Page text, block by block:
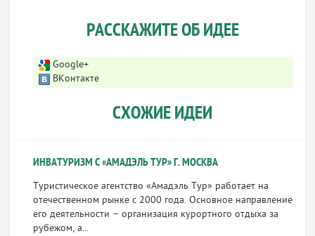
РАССКАЖИТЕ ОБ ИДЕЕ
Google+
ВКонтакте
СХОЖИЕ ИДЕИ
ИНВАТУРИЗМ С «АМАДЭЛЬ ТУР» Г. МОСКВА
Туристическое агентство «Амадэль Тур» работает на
отечественном рынке с 2000 года. Основное направление
его деятельности – организация курортного отдыха за
рубежом, а...